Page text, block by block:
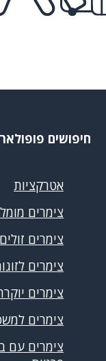
חיפושים
אטרקציות
צימרים
צימרים זולים
צימרים
צימרים
צימרים
צימרים עם